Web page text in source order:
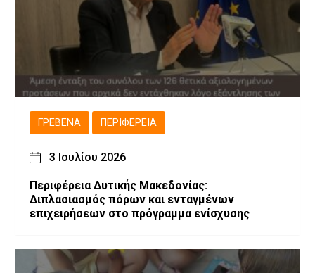
ΓΡΕΒΕΝΆ ΠΕΡΙΦΈΡΕΙΑ
3 Ιουλίου 2026
Περιφέρεια Δυτικής Μακεδονίας:
Διπλασιασμός πόρων και ενταγμένων
επιχειρήσεων στο πρόγραμμα ενίσχυσης